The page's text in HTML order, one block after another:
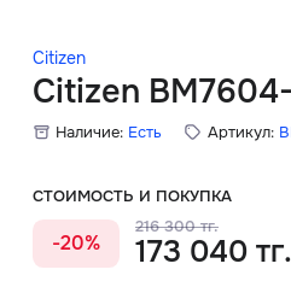
Citizen
Citizen
Наличие: Есть Артикул:
СТОИМОСТЬ И ПОКУПКА
-20%
216 300 тг.
173 040 тг.
Главная
О нас
Доставка и